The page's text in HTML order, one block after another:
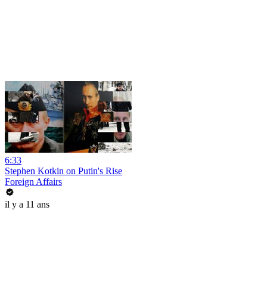
6:33
Stephen Kotkin on Putin's Rise
Foreign Affairs
il y a 11 ans